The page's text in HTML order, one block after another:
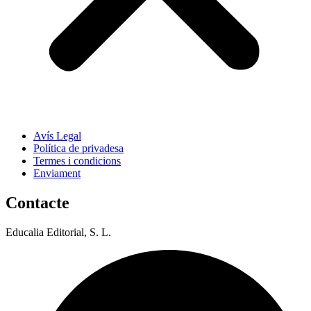
Avís Legal
Política de privadesa
Termes i condicions
Enviament
Contacte
Educalia Editorial, S. L.